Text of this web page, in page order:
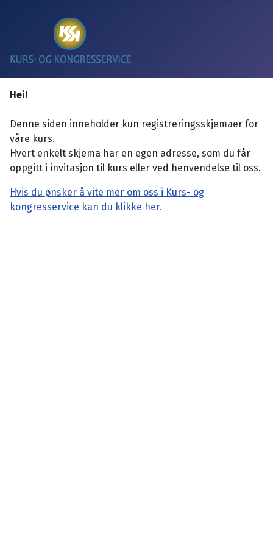
Hei!
Denne siden inneholder kun registreringsskjemaer for
våre kurs.
Hvert enkelt skjema har en egen adresse, som du får
oppgitt i invitasjon til kurs eller ved henvendelse til oss.
Hvis du ønsker å vite mer om oss i Kurs- og
kongresservice kan du klikke her.